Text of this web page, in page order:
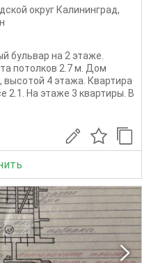
округ Калининград,
бульвар на 2 этаже.
потолков 2.7 м. Дом
4 этажа. Квартира
2.1. На этаже 3 квартиры. В